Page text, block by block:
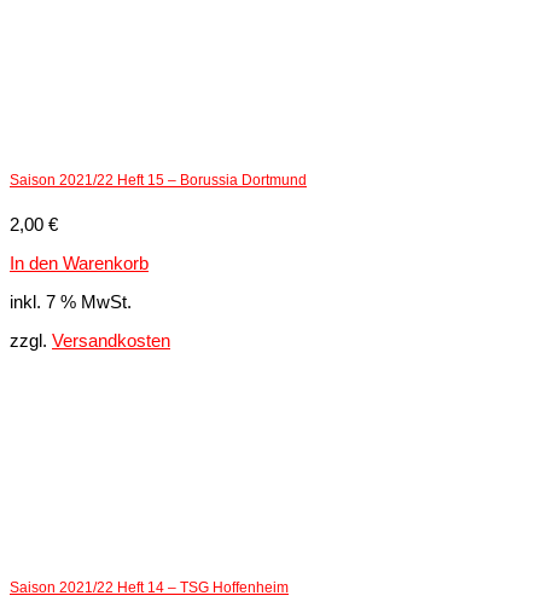
Saison 2021/22 Heft 15 – Borussia Dortmund
2,00 €
In den Warenkorb
inkl. 7 % MwSt.
zzgl. Versandkosten
Saison 2021/22 Heft 14 – TSG Hoffenheim